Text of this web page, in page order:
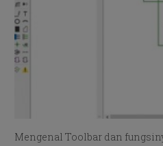
Mengenal Toolbar dan